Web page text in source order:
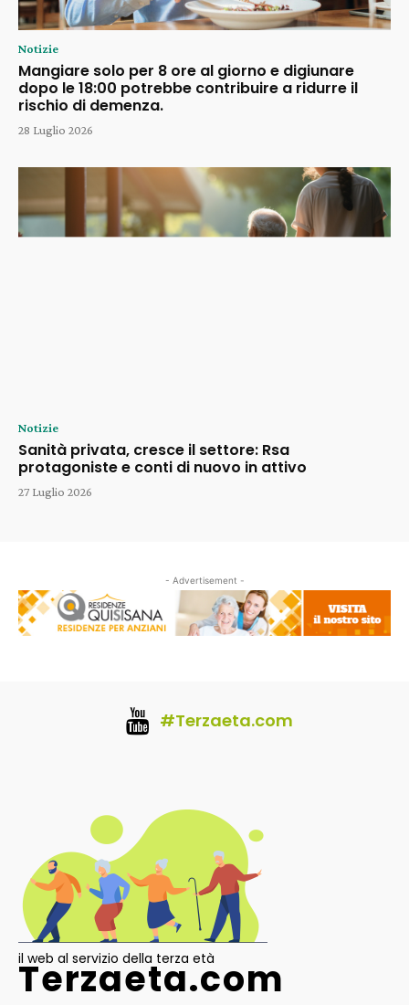
Notizie
Mangiare solo per 8 ore al giorno e digiunare
dopo le 18:00 potrebbe contribuire a ridurre il
rischio di demenza.
28 Luglio 2026
Notizie
Sanità privata, cresce il settore: Rsa
protagoniste e conti di nuovo in attivo
27 Luglio 2026
- Advertisement -
#Terzaeta.com
il web al servizio della terza età
Terzaeta.com